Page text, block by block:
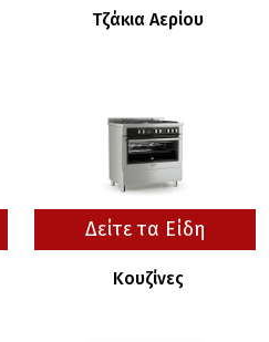
Τζάκια Αερίου
Δείτε τα Είδη
Κουζίνες